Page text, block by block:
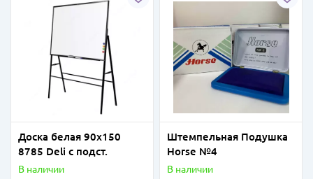
Доска белая 90х150
8785 Deli с подст.
В наличии
Штемпельная Подушка
Horse №4
В наличии